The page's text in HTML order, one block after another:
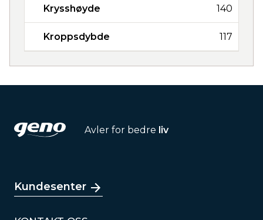
Krysshøyde 140
Kroppsdybde 117
Avler for bedre liv
Kundesenter